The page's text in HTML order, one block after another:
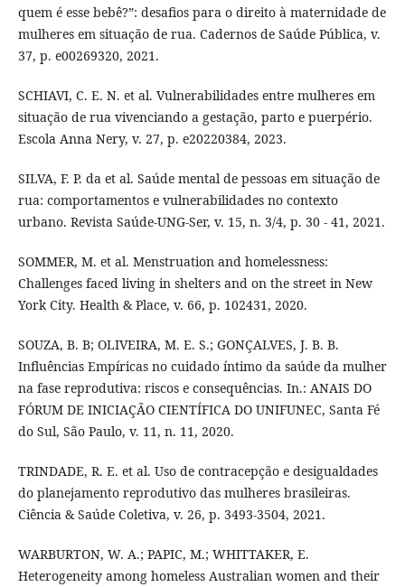
quem é esse bebê?”: desafios para o direito à maternidade de
mulheres em situação de rua. Cadernos de Saúde Pública, v.
37, p. e00269320, 2021.
SCHIAVI, C. E. N. et al. Vulnerabilidades entre mulheres em
situação de rua vivenciando a gestação, parto e puerpério.
Escola Anna Nery, v. 27, p. e20220384, 2023.
SILVA, F. P. da et al. Saúde mental de pessoas em situação de
rua: comportamentos e vulnerabilidades no contexto
urbano. Revista Saúde-UNG-Ser, v. 15, n. 3/4, p. 30 - 41, 2021.
SOMMER, M. et al. Menstruation and homelessness:
Challenges faced living in shelters and on the street in New
York City. Health & Place, v. 66, p. 102431, 2020.
SOUZA, B. B; OLIVEIRA, M. E. S.; GONÇALVES, J. B. B.
Influências Empíricas no cuidado íntimo da saúde da mulher
na fase reprodutiva: riscos e consequências. In.: ANAIS DO
FÓRUM DE INICIAÇÃO CIENTÍFICA DO UNIFUNEC, Santa Fé
do Sul, São Paulo, v. 11, n. 11, 2020.
TRINDADE, R. E. et al. Uso de contracepção e desigualdades
do planejamento reprodutivo das mulheres brasileiras.
Ciência & Saúde Coletiva, v. 26, p. 3493-3504, 2021.
WARBURTON, W. A.; PAPIC, M.; WHITTAKER, E.
Heterogeneity among homeless Australian women and their